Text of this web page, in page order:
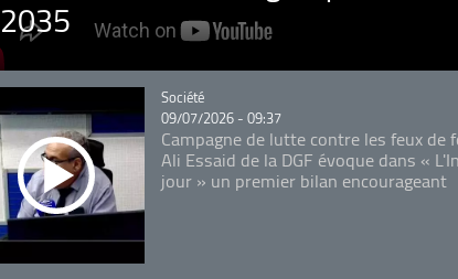
2035
Catégorie
Société
09/07/2026 - 09:37
Campagne de lutte contre les feux de
Ali Essaid de la DGF évoque dans «
jour » un premier bilan encourageant